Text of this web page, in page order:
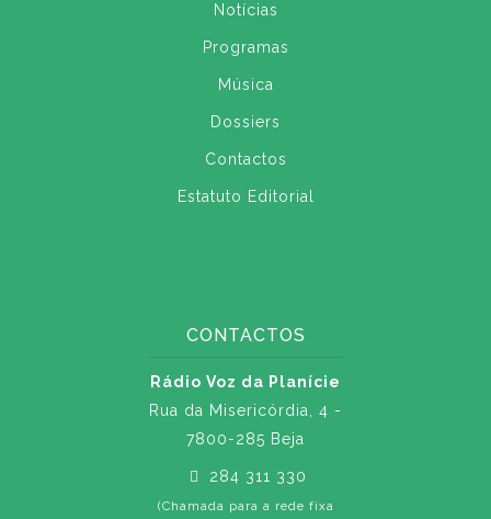
Notícias
Programas
Música
Dossiers
Contactos
Estatuto Editorial
CONTACTOS
Rádio Voz da Planície
Rua da Misericórdia, 4 -
7800-285 Beja
284 311 330
(Chamada para a rede fixa